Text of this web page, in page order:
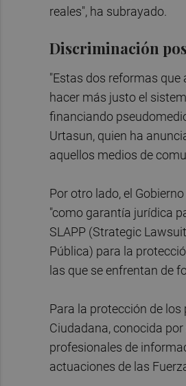
reales", ha subrayado.
Discriminación
"Estas dos reformas
hacer más justo el
financiando
Urtasun, quien ha
aquellos medios de
Por otro lado, el
"como garantía jurídica
SLAPP (Strategic
Pública) para la
las que se enfrentan de
Para la protección de los
Ciudadana, conocida
profesionales de
actuaciones de las